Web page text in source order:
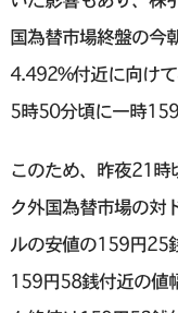
国為替市場終盤の今
4.492%付近に向け
5時50分頃に一時
このため、昨夜21
ク外国為替市場の対
ルの安値の159円25
159円58銭付近の値